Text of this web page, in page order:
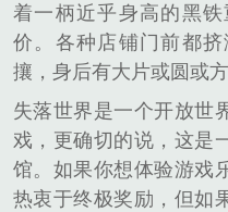
着一柄近乎身高的黑
价。各种店铺门前都
攘，身后有大片或圆或
失落世界是一个开放世
戏，更确切的说，这是
馆。如果你想体验游戏
热衷于终极奖励，但如